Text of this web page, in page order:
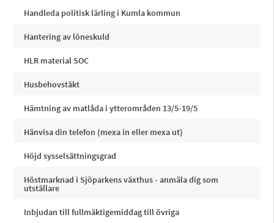
Handleda politisk lärling i Kumla kommun
Hantering av löneskuld
HLR material SOC
Husbehovstäkt
Hämtning av matlåda i ytterområden 13/5-19/5
Hänvisa din telefon (mexa in eller mexa ut)
Höjd sysselsättningsgrad
Höstmarknad i Sjöparkens växthus - anmäla dig som
utställare
Inbjudan till fullmäktigemiddag till övriga